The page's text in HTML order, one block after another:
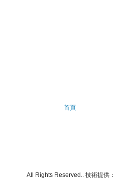
首頁
All Rights Reserved.. 技術提供：